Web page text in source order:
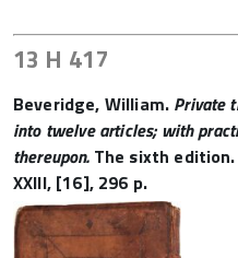
13 H 417
Beveridge, William. Private
into twelve articles; with
thereupon.The sixth edition.
XXIII, [16], 296 p.